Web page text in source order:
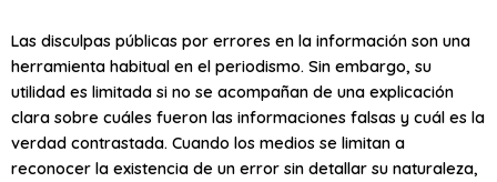
Las disculpas públicas por errores en la información son una
herramienta habitual en el periodismo. Sin embargo, su
utilidad es limitada si no se acompañan de una explicación
clara sobre cuáles fueron las informaciones falsas y cuál es la
verdad contrastada. Cuando los medios se limitan a
reconocer la existencia de un error sin detallar su naturaleza,